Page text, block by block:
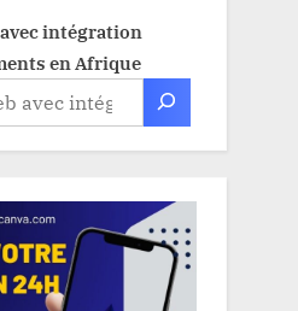
intégration
en Afrique